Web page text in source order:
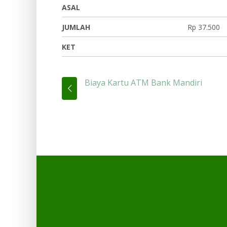
ASAL
JUMLAH Rp 37.500
KET
Biaya Kartu ATM Bank Mandiri